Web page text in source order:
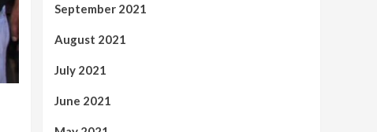
September 2021
August 2021
July 2021
June 2021